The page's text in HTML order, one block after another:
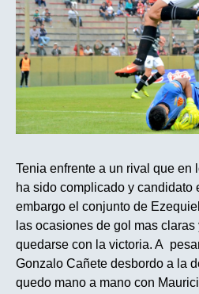
Tenia enfrente a un rival que en
ha sido complicado y candidato
embargo el conjunto de
las ocasiones de gol mas
quedarse con la victoria. A
Gonzalo Cañete desbordo a la
quedo mano a mano con